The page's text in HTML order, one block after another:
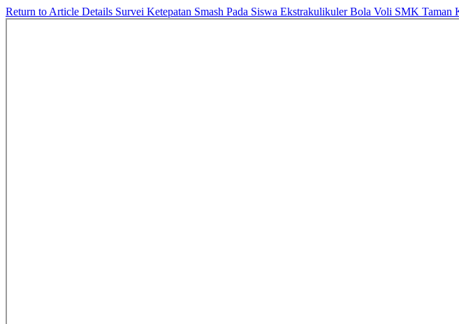
Return to Article Details Survei Ketepatan Smash Pada Siswa Ekstrakulikuler Bola Voli SMK